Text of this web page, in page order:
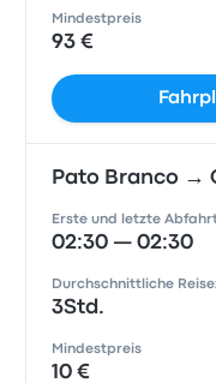
Mindestpreis
93 €
Pato Branco →
Erste und letzte
02:30 — 02:30
Durchschnittliche
3Std.
Mindestpreis
10 €